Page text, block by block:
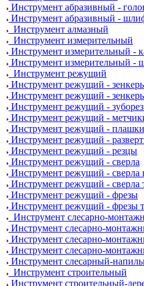
Инструмент абразивный -
Инструмент абразивный -
Инструмент алмазный
Инструмент измерительный
Инструмент измерительный -
Инструмент измерительный -
Инструмент режущий
Инструмент режущий -
Инструмент режущий -
Инструмент режущий -
Инструмент режущий -
Инструмент режущий - плашки
Инструмент режущий -
Инструмент режущий - резцы
Инструмент режущий - сверла
Инструмент режущий - сверла
Инструмент режущий - сверла
Инструмент режущий - фрезы
Инструмент режущий - фрезы
Инструмент слесарно-
Инструмент слесарно-
Инструмент слесарно-
Инструмент слесарно-
Инструмент слесарный-
Инструмент строительный
Инструмент строительный-